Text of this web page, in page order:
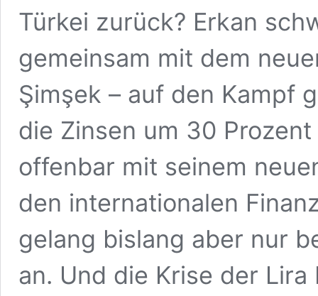
Türkei zurück? Erkan
gemeinsam mit dem
Şimşek – auf den Kampf
die Zinsen um 30
offenbar mit seinem
den internationalen
gelang bislang aber nur
an. Und die Krise der